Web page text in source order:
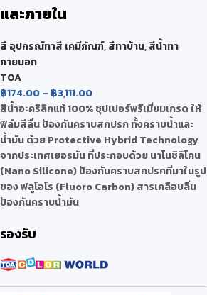
และภายใน
สี อุปกรณ์ทาสี เคมีภัณฑ์,สีทาบ้าน,สีน้ำทา
ภายนอก
TOA
฿174.00– ฿3,111.00
สีน้ำอะคริลิกแท้ 100% ซุปเปอร์พรีเมี่ยมเกรด ให้
ฟิล์มสีลื่น ป้องกันคราบสกปรก ทั้งคราบน้ำและ
น้ำมัน ด้วย Protective Hybrid Technology
จากประเทศเยอรมัน ที่ประกอบด้วย นาโนซิลิโคน
(Nano Silicone) ป้องกันคราบสกปรกที่มาในรูป
ของ ฟลูโอโร (Fluoro Carbon) สารเคลือบลื่น
ป้องกันคราบน้ำมัน
รองรับ